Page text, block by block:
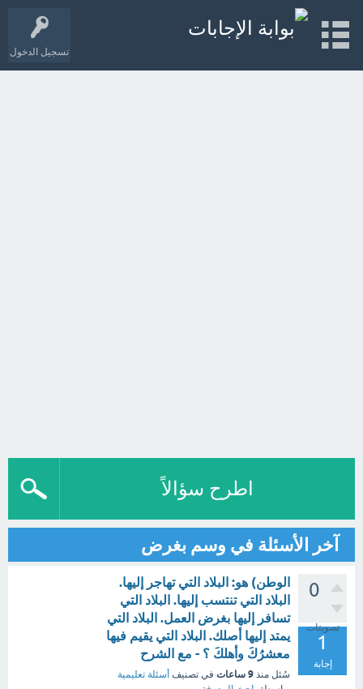
تسجيل الدخول
اطرح سؤالاً
آخر الأسئلة في وسم بغرض
0
تصويتات
1
إجابة
الوطن) هو: البلاد التي تهاجر إليها.
البلاد التي تنتسب إليها. البلاد التي
تسافر إليها بغرض العمل. البلاد التي
يمتد إليها أصلك. البلاد التي يقيم فيها
معشرُكَ وأهلكَ ؟ - مع الشرح
سُئل منذ 9 ساعات في تصنيف أسئلة تعليمية